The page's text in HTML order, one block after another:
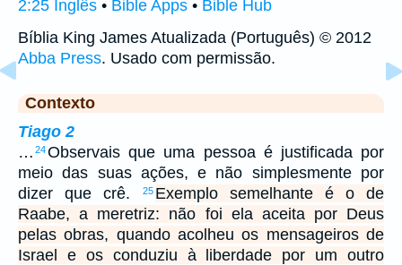
2:25 Inglês • Bible Apps • Bible Hub
Bíblia King James Atualizada (Português) © 2012
Abba Press. Usado com permissão.
Contexto
Tiago 2
… 24Observais que uma pessoa é justificada por
meio das suas ações, e não simplesmente por
dizer que crê.
25 Exemplo semelhante é o de
Raabe, a meretriz: não foi ela aceita por Deus
pelas obras, quando acolheu os mensageiros de
Israel e os conduziu à liberdade por um outro